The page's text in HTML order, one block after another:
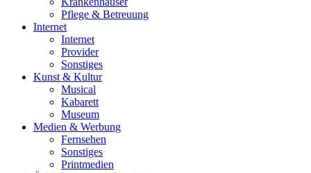
Pflege & Betreuung
Internet
Internet
Provider
Sonstiges
Kunst & Kultur
Musical
Kabarett
Museum
Medien & Werbung
Fernsehen
Sonstiges
Printmedien